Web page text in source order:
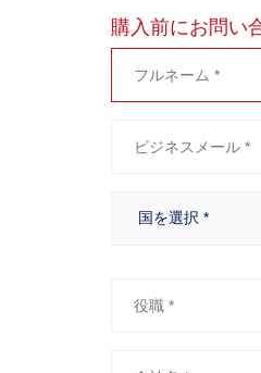
購入前にお問い